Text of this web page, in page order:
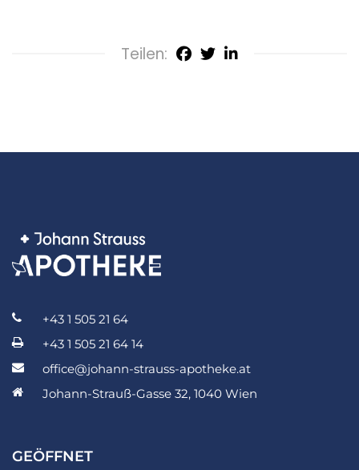
Teilen:
+43 1 505 21 64
+43 1 505 21 64 14
office@johann-strauss-apotheke.at
Johann-Strauß-Gasse 32, 1040 Wien
GEÖFFNET